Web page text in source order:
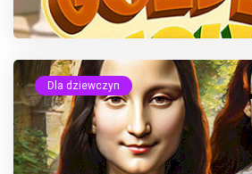
Dla dziewczyn